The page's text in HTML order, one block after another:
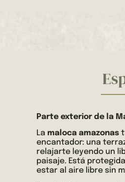
Parte exterior de la
La maloca amazonas
encantador: una
relajarte leyendo un
paisaje. Está
estar al aire libre sin